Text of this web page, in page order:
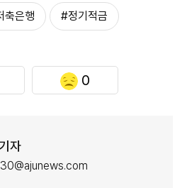
축은행 #정기적금
0
자